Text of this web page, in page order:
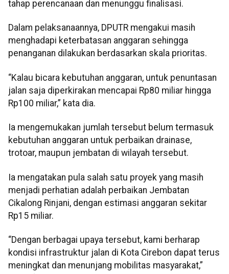
tahap perencanaan dan menunggu finalisasi.
Dalam pelaksanaannya, DPUTR mengakui masih
menghadapi keterbatasan anggaran sehingga
penanganan dilakukan berdasarkan skala prioritas.
“Kalau bicara kebutuhan anggaran, untuk penuntasan
jalan saja diperkirakan mencapai Rp80 miliar hingga
Rp100 miliar,” kata dia.
Ia mengemukakan jumlah tersebut belum termasuk
kebutuhan anggaran untuk perbaikan drainase,
trotoar, maupun jembatan di wilayah tersebut.
Ia mengatakan pula salah satu proyek yang masih
menjadi perhatian adalah perbaikan Jembatan
Cikalong Rinjani, dengan estimasi anggaran sekitar
Rp15 miliar.
“Dengan berbagai upaya tersebut, kami berharap
kondisi infrastruktur jalan di Kota Cirebon dapat terus
meningkat dan menunjang mobilitas masyarakat,”